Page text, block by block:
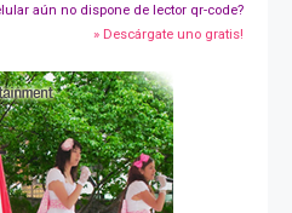
aún no dispone de lector qr-code?
» Descárgate uno gratis!